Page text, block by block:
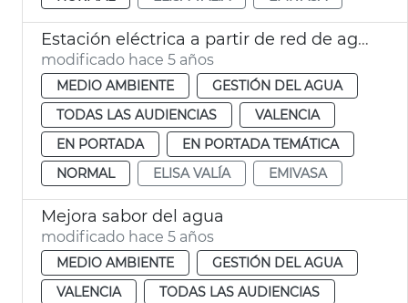
Estación eléctrica a partir de red de agua
modificado hace 5 años
MEDIO AMBIENTE
GESTIÓN DEL AGUA
TODAS LAS AUDIENCIAS
VALENCIA
EN PORTADA
EN PORTADA TEMÁTICA
NORMAL
ELISA VALÍA EMIVASA
Mejora sabor del agua
modificado hace 5 años
MEDIO AMBIENTE
GESTIÓN DEL AGUA
VALENCIA
TODAS LAS AUDIENCIAS